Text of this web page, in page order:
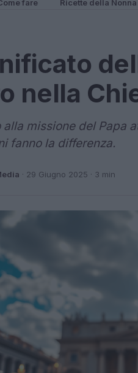
fare Ricette della Nonna
nella
alla missione del Papa
fanno la differenza.
· 29 Giugno 2025 · 3 min